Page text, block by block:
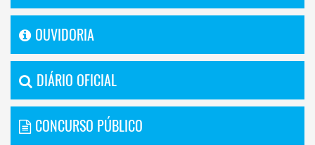
OUVIDORIA
DIÁRIO OFICIAL
CONCURSO PÚBLICO